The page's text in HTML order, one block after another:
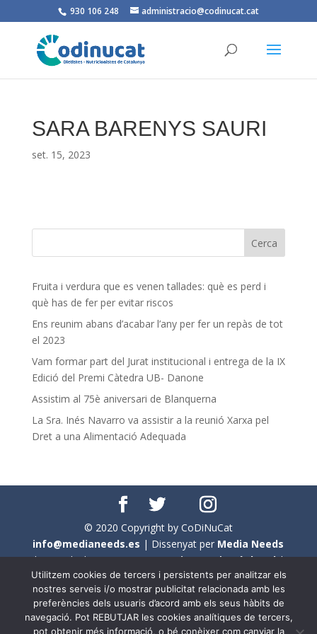
930 106 248 administracio@codinucat.cat
SARA BARENYS SAURI
set. 15, 2023
Fruita i verdura que es venen tallades: què es perd i
què has de fer per evitar riscos
Ens reunim abans d’acabar l’any per fer un repàs de tot
el 2023
Vam formar part del Jurat institucional i entrega de la IX
Edició del Premi Càtedra UB- Danone
Assistim al 75è aniversari de Blanquerna
La Sra. Inés Navarro va assistir a la reunió Xarxa pel
Dret a una Alimentació Adequada
© 2020 Copyright by CoDiNuCat
info@medianeeds.es | Dissenyat per Media Needs
| Tots els drets reservats aCoDiNuCat |Avís legal|
Avís per cookies
En aquest web s'ha tingut en compte l'ús no sexista del
llenguatge. No obstant això, i a causa de la seva
Utilitzem cookies de tercers i persistents per analitzar els
nostres serveis i/o mostrar publicitat relacionada amb les
preferències dels usuaris d’acord amb els seus hàbits de
navegació. Pot REBUTJAR les cookies analítiques de tercers,
pot obtenir més informació, o bé conèixer com canviar la